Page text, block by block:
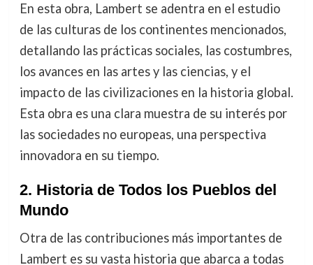
En esta obra, Lambert se adentra en el estudio
de las culturas de los continentes mencionados,
detallando las prácticas sociales, las costumbres,
los avances en las artes y las ciencias, y el
impacto de las civilizaciones en la historia global.
Esta obra es una clara muestra de su interés por
las sociedades no europeas, una perspectiva
innovadora en su tiempo.
2. Historia de Todos los Pueblos del
Mundo
Otra de las contribuciones más importantes de
Lambert es su vasta historia que abarca a todas